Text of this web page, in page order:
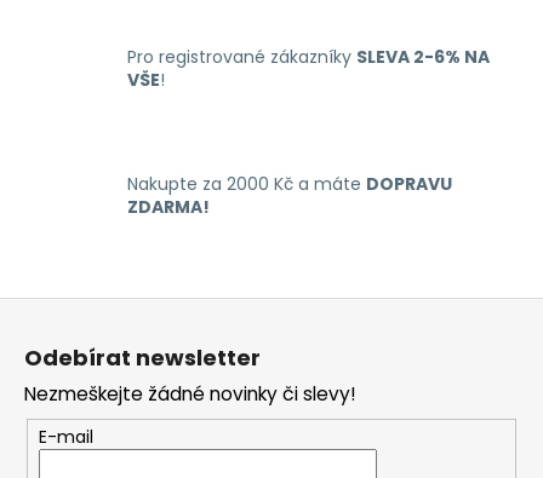
c
k
p
Pro registrované zákazníky SLEVA 2-6% NA
VŠE!
Nakupte za 2000 Kč a máte DOPRAVU
ZDARMA!
Odebírat newsletter
Nezmeškejte žádné novinky či slevy!
E-mail